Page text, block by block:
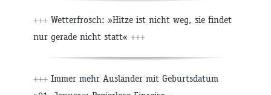
+++ Wetterfrosch: »Hitze ist nicht weg, sie findet
nur gerade nicht statt« +++
+++ Immer mehr Ausländer mit Geburtsdatum